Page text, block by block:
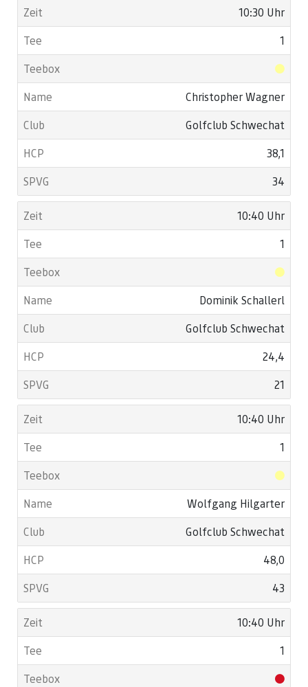
10:30 Uhr
1
Christopher Wagner
Golfclub Schwechat
38,1
34
10:40 Uhr
1
Dominik Schallerl
Golfclub Schwechat
24,4
21
10:40 Uhr
1
Wolfgang Hilgarter
Golfclub Schwechat
48,0
43
10:40 Uhr
1